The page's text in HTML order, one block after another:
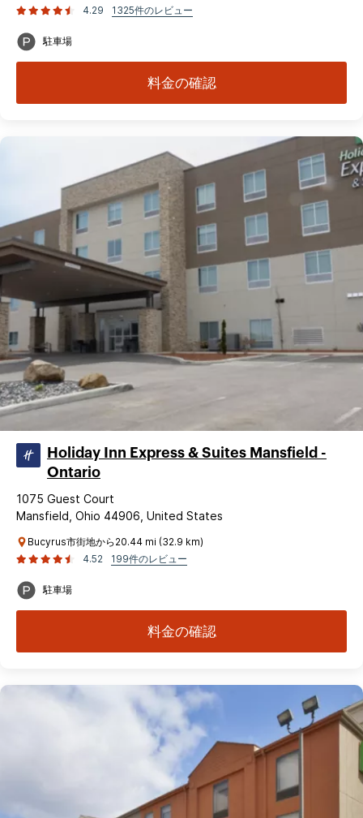
4.29
1325件のレビュー
駐車場
料金の確認
Holiday Inn Express & Suites Mansfield -
Ontario
1075 Guest Court
Mansfield, Ohio 44906, United States
Bucyrus市街地から20.44 mi (32.9 km)
4.52
199件のレビュー
駐車場
料金の確認